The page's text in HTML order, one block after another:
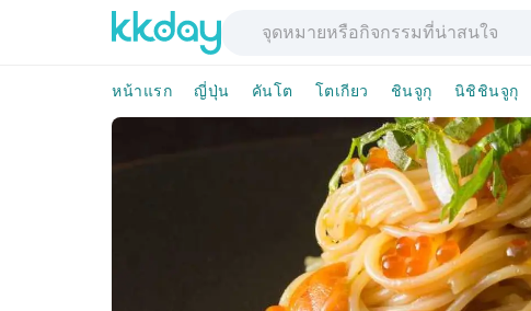
หน้าแรก ญี่ปุ่น คันโต โตเกียว ชินจูกุ นิชิชินจูกุ